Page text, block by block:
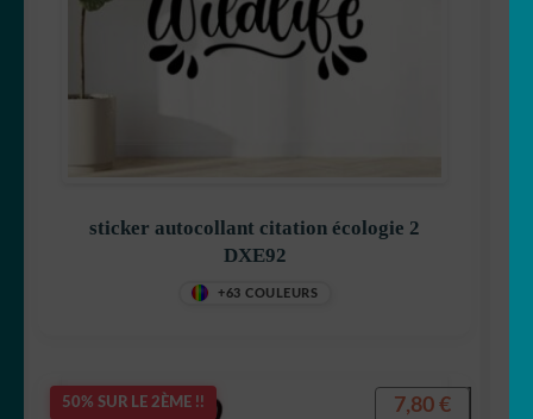
sticker autocollant citation écologie 2
DXE92
+63 COULEURS
50% SUR LE 2ÈME !! 7,80 €